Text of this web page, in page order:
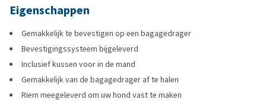
Eigenschappen
Gemakkelijk te bevestigen op een bagagedrager
Bevestigingssysteem bijgeleverd
Inclusief kussen voor in de mand
Gemakkelijk van de bagagedrager af te halen
Riem meegeleverd om uw hond vast te maken